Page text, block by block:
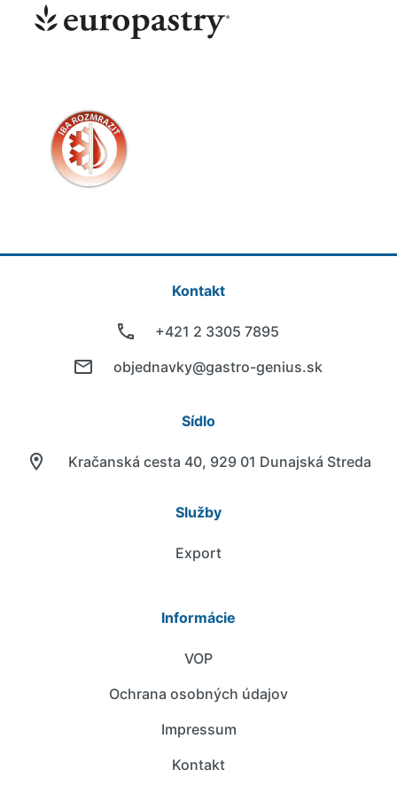
Kontakt
+421 2 3305 7895
objednavky@gastro-genius.sk
Sídlo
Kračanská cesta 40, 929 01 Dunajská Streda
Služby
Export
Informácie
VOP
Ochrana osobných údajov
Impressum
Kontakt